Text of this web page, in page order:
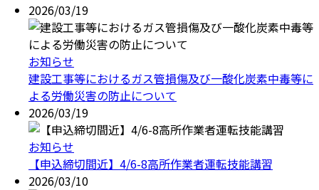
2026/03/19
お知らせ
建設工事等におけるガス管損傷及び一酸化炭素中毒等に
よる労働災害の防止について
2026/03/19
お知らせ
【申込締切間近】4/6-8高所作業者運転技能講習
2026/03/10